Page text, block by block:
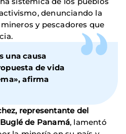
denunciando la
y pescadores que
una causa
de vida
afirma
representante del
de Panamá, lamentó